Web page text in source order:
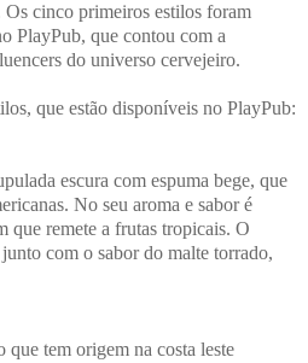
cinco primeiros estilos foram
PlayPub, que contou com a
do universo cervejeiro.
que estão disponíveis no PlayPub:
escura com espuma bege, que
No seu aroma e sabor é
que remete a frutas tropicais. O
com o sabor do malte torrado,
tem origem na costa leste